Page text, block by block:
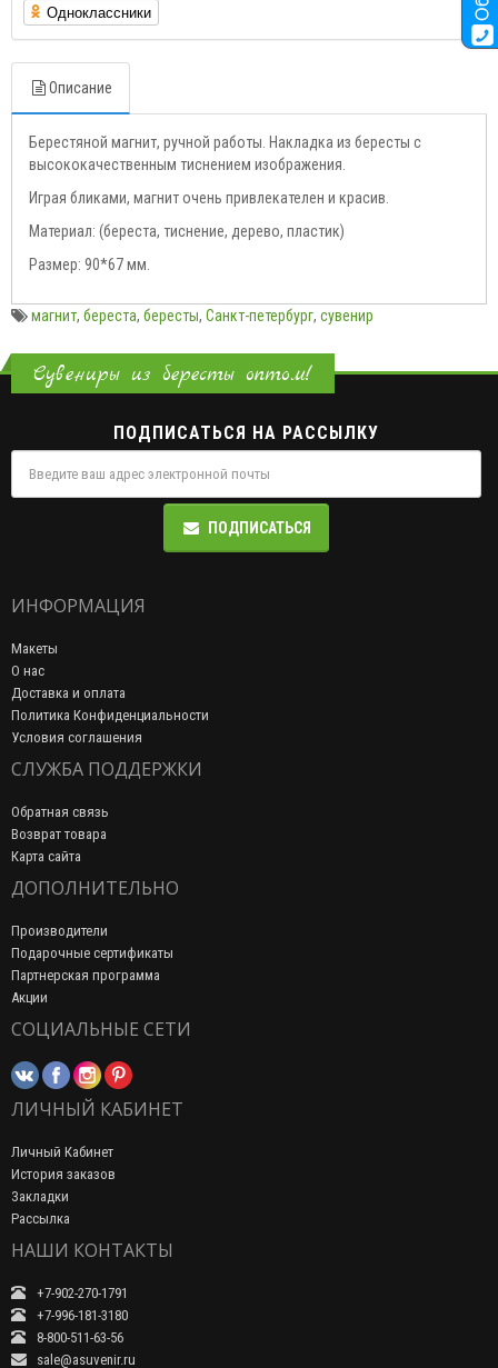
Одноклассники
Описание
Берестяной магнит, ручной работы. Накладка из бересты с
высококачественным тиснением изображения.
Играя бликами, магнит очень привлекателен и красив.
Материал: (береста, тиснение, дерево, пластик)
Размер: 90*67 мм.
магнит, береста, бересты, Санкт-петербург, сувенир
Сувениры из бересты оптом!
ПОДПИСАТЬСЯ НА РАССЫЛКУ
ПОДПИСАТЬСЯ
ИНФОРМАЦИЯ
Макеты
О нас
Доставка и оплата
Политика Конфиденциальности
Условия соглашения
СЛУЖБА ПОДДЕРЖКИ
Обратная связь
Возврат товара
Карта сайта
ДОПОЛНИТЕЛЬНО
Производители
Подарочные сертификаты
Партнерская программа
Акции
СОЦИАЛЬНЫЕ СЕТИ
ЛИЧНЫЙ КАБИНЕТ
Личный Кабинет
История заказов
Закладки
Рассылка
НАШИ КОНТАКТЫ
+7-902-270-1791
+7-996-181-3180
8-800-511-63-56
sale@asuvenir.ru